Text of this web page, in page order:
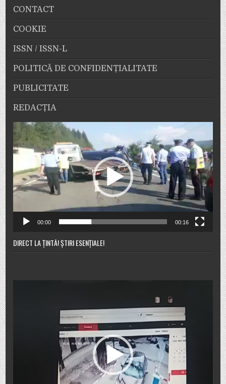
CONTACT
COOKIE
ISSN / ISSN-L
POLITICĂ DE CONFIDENȚIALITATE
PUBLICITATE
REDACȚIA
Player
video
00:00 00:16
DIRECT LA ȚINTĂ! ȘTIRI ESENȚIALE!